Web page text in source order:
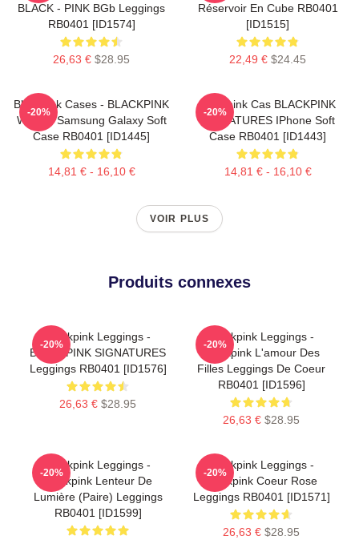
BLACK - PINK BGb Leggings
RB0401 [ID1574]
26,63 € $28.95
Réservoir En Cube RB0401
[ID1515]
22,49 € $24.45
Blackpink Cases - BLACKPINK
Whistle Samsung Galaxy Soft
Case RB0401 [ID1445]
14,81 € - 16,10 €
-20%
Blackpink Cas BLACKPINK
SIGNATURES IPhone Soft
Case RB0401 [ID1443]
14,81 € - 16,10 €
-20%
VOIR PLUS
Produits connexes
Blackpink Leggings -
BLACKPINK SIGNATURES
Leggings RB0401 [ID1576]
26,63 € $28.95
-20%
Blackpink Leggings -
Blackpink L'amour Des
Filles Leggings De Coeur
RB0401 [ID1596]
26,63 € $28.95
-20%
Blackpink Leggings -
Blackpink Lenteur De
Lumière (paire) Leggings
RB0401 [ID1599]
-20%
Blackpink Leggings -
Blackpink Coeur Rose
Leggings RB0401 [ID1571]
26,63 € $28.95
-20%